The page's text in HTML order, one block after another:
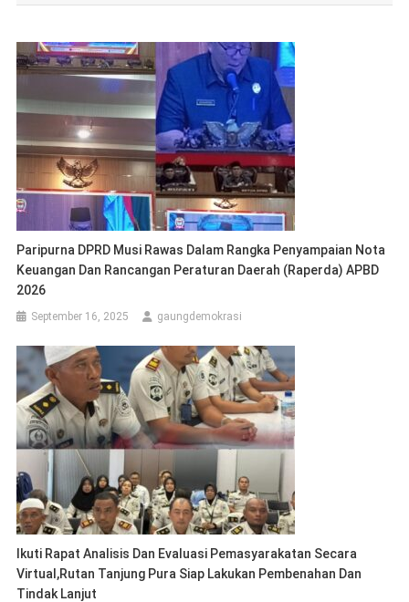
Paripurna DPRD Musi Rawas Dalam Rangka Penyampaian Nota
Keuangan Dan Rancangan Peraturan Daerah (Raperda) APBD
2026
September 16, 2025 gaungdemokrasi
Ikuti Rapat Analisis Dan Evaluasi Pemasyarakatan Secara
Virtual,Rutan Tanjung Pura Siap Lakukan Pembenahan Dan
Tindak Lanjut